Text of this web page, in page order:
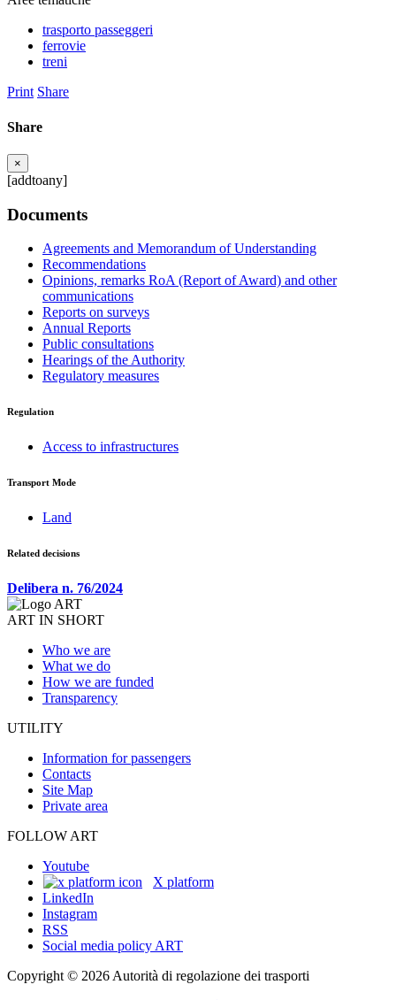
trasporto passeggeri
ferrovie
treni
Print Share
Share
×
[addtoany]
Documents
Agreements and Memorandum of Understanding
Recommendations
Opinions, remarks RoA (Report of Award) and other
communications
Reports on surveys
Annual Reports
Public consultations
Hearings of the Authority
Regulatory measures
Regulation
Access to infrastructures
Transport Mode
Land
Related decisions
Delibera n. 76/2024
ART IN SHORT
Who we are
What we do
How we are funded
Transparency
UTILITY
Information for passengers
Contacts
Site Map
Private area
FOLLOW ART
Youtube
X platform
LinkedIn
Instagram
RSS
Social media policy ART
Copyright © 2026 Autorità di regolazione dei trasporti